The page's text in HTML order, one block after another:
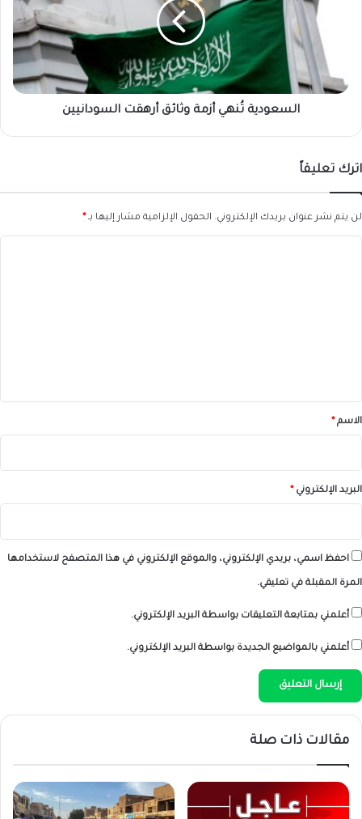
السودانيين
السعودية تُنهي أزمة وثائق أرهقت السودانيين
اترك تعليقاً
لن يتم نشر عنوان بريدك الإلكتروني. الحقول الإلزامية مشار إليها بـ *
*الاسم *
البريد الإلكتروني *
احفظ اسمي، بريدي الإلكتروني، والموقع الإلكتروني في هذا المتصفح لاستخدامها
المرة المقبلة في تعليقي.
أعلمني بمتابعة التعليقات بواسطة البريد الإلكتروني.
أعلمني بالمواضيع الجديدة بواسطة البريد الإلكتروني.
مقالات ذات صلة